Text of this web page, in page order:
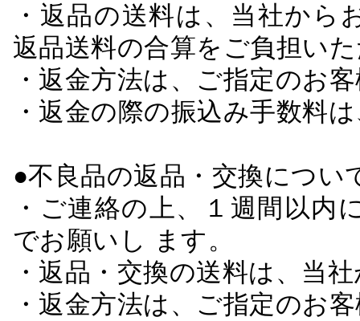
・返品の送料は、当社か
返品送料の合算をご負担い
・返金方法は、ご指定のお
・返金の際の振込み手数料
●不良品の返品・交換につい
・ご連絡の上、１週間以
でお願いし ます。
・返品・交換の送料は、当
・返金方法は、ご指定のお